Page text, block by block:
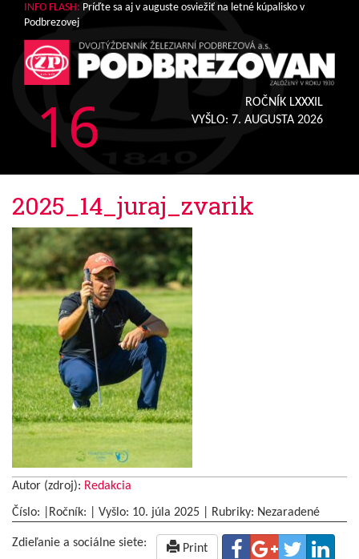
INFO FLASH: Príďte sa aj v auguste osviežiť na letné kúpalisko v
Podbrezovej
16
ROČNÍK LXXXIL
VYŠLO: 7. AUGUSTA 2026
2025_14_juraj_zvarik
Autor (zdroj): Redakcia
Číslo: |Ročník: | Vyšlo: 10. júla 2025 Rubriky: Nezaradené
Zdieľanie a sociálne siete: Print